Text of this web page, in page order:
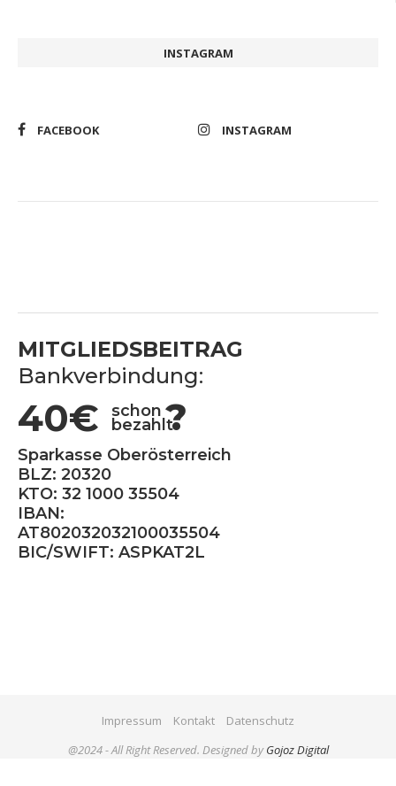
INSTAGRAM
FACEBOOK INSTAGRAM
MITGLIEDSBEITRAG
Bankverbindung:
40€ schon
bezahlt?
Sparkasse Oberösterreich
BLZ: 20320
KTO: 32 1000 35504
IBAN:
AT802032032100035504
BIC/SWIFT: ASPKAT2L
Impressum Kontakt
Datenschutz
@2024 - All Right Reserved. Designed byGojoz Digital